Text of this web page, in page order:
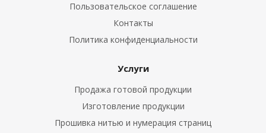
Пользовательское соглашение
Контакты
Политика конфиденциальности
Услуги
Продажа готовой продукции
Изготовление продукции
Прошивка нитью и нумерация страниц